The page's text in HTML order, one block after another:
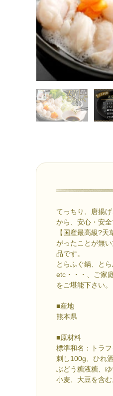
てっちり、唐揚
から、安心・安全
【国産最高級?
がったことが無
品です。
とらふぐ鍋、と
etc・・・、ご家
をご堪能下さい。
■産地
熊本県
■原材料
標準和名：トラ
刺し100g、ひれ
ぶどう糖液糖、
小麦、大豆を含